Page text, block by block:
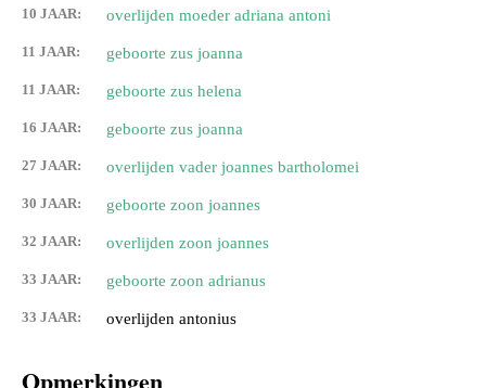
10 JAAR: overlijden moeder adriana antoni
11 JAAR: geboorte zus joanna
11 JAAR: geboorte zus helena
16 JAAR: geboorte zus joanna
27 JAAR: overlijden vader joannes bartholomei
30 JAAR: geboorte zoon joannes
32 JAAR: overlijden zoon joannes
33 JAAR: geboorte zoon adrianus
33 JAAR: overlijden antonius